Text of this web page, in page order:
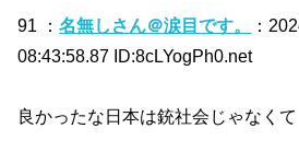
91 ：名無しさん＠涙目です。
：
08:43:58.87 ID:8cLYogPh0.net
良かったな日本は銃社会じゃなくて